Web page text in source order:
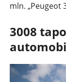
mln. „Peugeot
3008